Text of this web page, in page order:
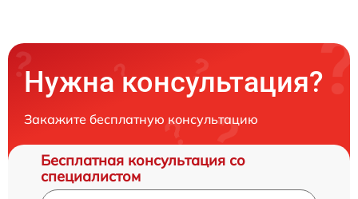
Нужна консультация?
Закажите бесплатную консультацию
Бесплатная консультация со
специалистом